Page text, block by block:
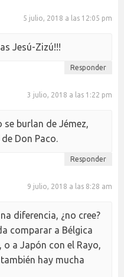
5 julio, 2018 a las 12:05 pm
Jesú-Zizú!!!
Responder
3 julio, 2018 a las 1:22 pm
se burlan de Jémez,
Don Paco.
Responder
9 julio, 2018 a las 8:28 am
diferencia, ¿no cree?
comparar a Bélgica
o a Japón con el Rayo,
hay mucha